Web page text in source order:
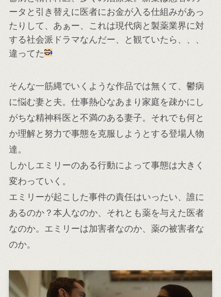
ータと引き替えに医者にお金が入る仕組みがあっ
たりして、あぁー、これは現代病と製薬業界に対
する社会派ドラマなんだー、と観ていたら、、、
違ってた
そんな一筋縄でいくような作品では無くて、鬱病
に悩む妻と夫。仕事熱心なあまり家庭を疎かにし
がちな精神科医と不満のある妻子。それでも何と
か理解と努力で事態を克服しようとする登場人物
達。
しかしエミリーのある行動によって事態は大きく
変わっていく。
エミリーが起こした事件の責任はいったい、誰に
あるのか？本人なのか、それとも薬を与えた医者
なのか。エミリーは加害者なのか、薬の被害者な
のか。